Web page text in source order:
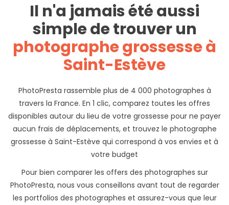
Il n'a jamais été aussi
simple de trouver un
photographe grossesse à
Saint-Estève
PhotoPresta rassemble plus de 4 000 photographes à
travers la France. En 1 clic, comparez toutes les offres
disponibles autour du lieu de votre grossesse pour ne payer
aucun frais de déplacements, et trouvez le photographe
grossesse à Saint-Estève qui correspond à vos envies et à
votre budget
Pour bien comparer les offers des photographes sur
PhotoPresta, nous vous conseillons avant tout de regarder
les portfolios des photographes et assurez-vous que leur